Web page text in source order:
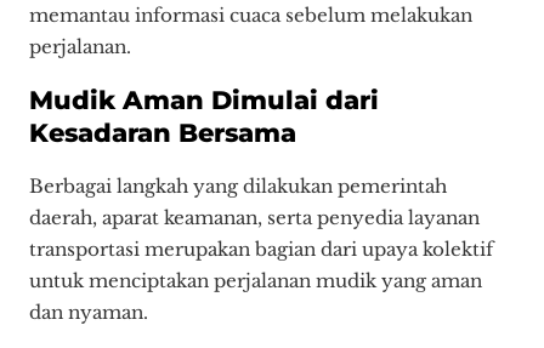
memantau informasi cuaca sebelum melakukan
perjalanan.
Mudik Aman Dimulai dari
Kesadaran Bersama
Berbagai langkah yang dilakukan pemerintah
daerah, aparat keamanan, serta penyedia layanan
transportasi merupakan bagian dari upaya kolektif
untuk menciptakan perjalanan mudik yang aman
dan nyaman.